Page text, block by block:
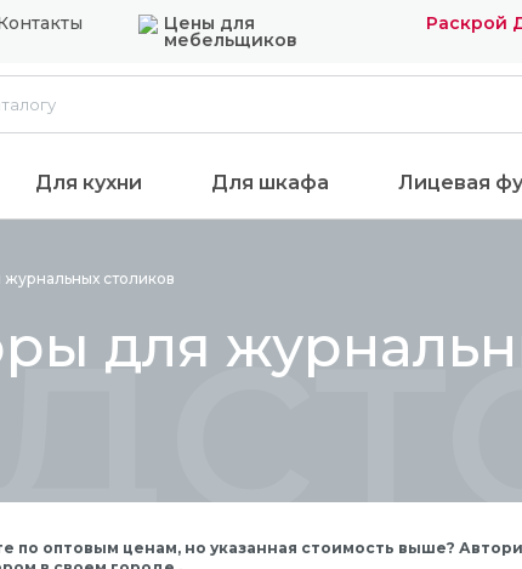
Цены для
мебельщиков
Раскрой
Для кухни Для шкафа Лицевая
журнальных столиков
для
по оптовым ценам, но указанная стоимость выше?